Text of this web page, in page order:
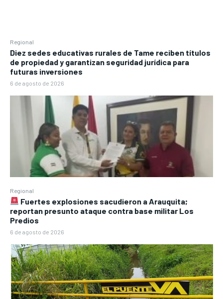
Regional
Diez sedes educativas rurales de Tame reciben títulos
de propiedad y garantizan seguridad jurídica para
futuras inversiones
6 de agosto de 2026
Regional
Fuertes explosiones sacudieron a Arauquita;
reportan presunto ataque contra base militar Los
Predios
6 de agosto de 2026